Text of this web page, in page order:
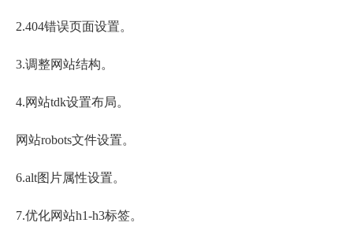
2.404错误页面设置。
3.调整网站结构。
4.网站tdk设置布局。
网站robots文件设置。
6.alt图片属性设置。
7.优化网站h1-h3标签。